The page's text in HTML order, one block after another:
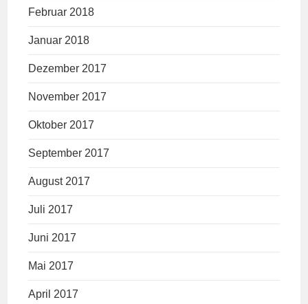
Februar 2018
Januar 2018
Dezember 2017
November 2017
Oktober 2017
September 2017
August 2017
Juli 2017
Juni 2017
Mai 2017
April 2017